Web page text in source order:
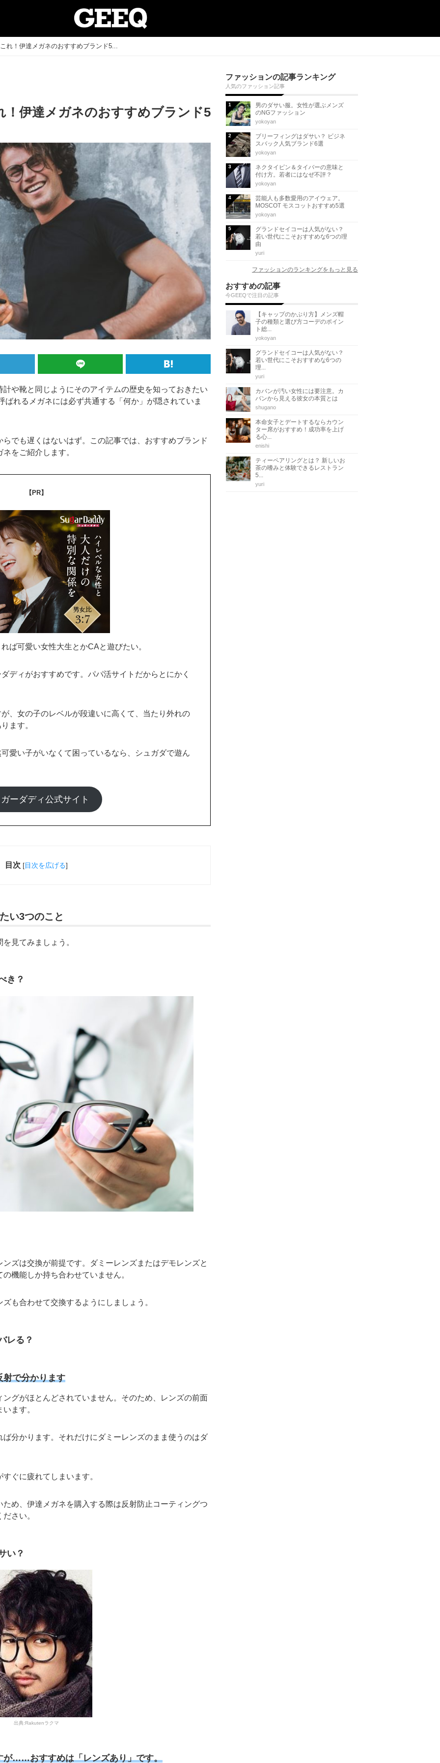
れ！伊達メガネのおすすめブランド5...
！伊達メガネのおすすめブランド5
や靴と同じようにそのアイテムの歴史を知っておきたい
れるメガネには必ず共通する「何か」が隠されていま
でも遅くはないはず。この記事では、おすすめブランド
をご紹介します。
【PR】
ーダディ公式サイト
目次 [目次を広げる]
い3つのこと
見てみましょう。
き？
ズは交換が前提です。
ダミーレンズまたはデモレンズと
機能しか持ち合わせていません。
も合わせて交換するようにしましょう。
レる？
射で分かります
グがほとんどされていません。そのため、レンズの前面
ます。
分かります。それだけにダミーレンズのまま使うのはダ
ぐに疲れてしまいます。
め、伊達メガネを購入する際は反射防止コーティングつ
さい。
い？
出典:Rakutenラクマ
が……おすすめは「レンズあり」です。
ファッションの記事ランキング
人気のファッション記事
男のダサい服。女性が選ぶメンズ
のNGファッション
yokoyan
ブリーフィングはダサい？ ビジネ
スバック人気ブランド6選
yokoyan
ネクタイピン＆タイバーの意味と
付け方。若者にはなぜ不評？
yokoyan
芸能人も多数愛用のアイウェア。
MOSCOT モスコットおすすめ5選
yokoyan
グランドセイコーは人気がない？
若い世代にこそおすすめな6つの理
由
yuri
ファッションのランキングをもっと見る
おすすめの記事
今GEEQで注目の記事
【キャップのかぶり方】メンズ帽
子の種類と選び方コーデのポイン
ト総...
yokoyan
グランドセイコーは人気がない？
若い世代にこそおすすめな6つの
理...
yuri
カバンが汚い女性には要注意。カ
バンから見える彼女の本質とは
shugano
本命女子とデートするならカウン
ター席がおすすめ！成功率を上げ
る心...
enishi
ティーペアリングとは？ 新しいお
茶の嗜みと体験できるレストラン
5...
yuri